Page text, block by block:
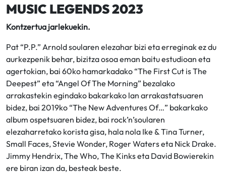
MUSIC LEGENDS 2023
Kontzertua jarlekuekin.
Pat “P.P.” Arnold soularen elezahar bizi eta erreginak ez du
aurkezpenik behar, bizitza osoa eman baitu estudioan eta
agertokian, bai 60ko hamarkadako “The First Cut is The
Deepest” eta “Angel Of The Morning” bezalako
arrakastekin egindako bakarkako lan arrakastatsuaren
bidez, bai 2019ko “The New Adventures Of…” bakarkako
album ospetsuaren bidez, bai rock’n’soularen
elezaharretako korista gisa, hala nola Ike & Tina Turner,
Small Faces, Stevie Wonder, Roger Waters eta Nick Drake.
Jimmy Hendrix, The Who, The Kinks eta David Bowierekin
ere biran izan da, besteak beste.